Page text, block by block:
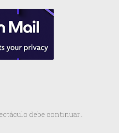
debe continuar…